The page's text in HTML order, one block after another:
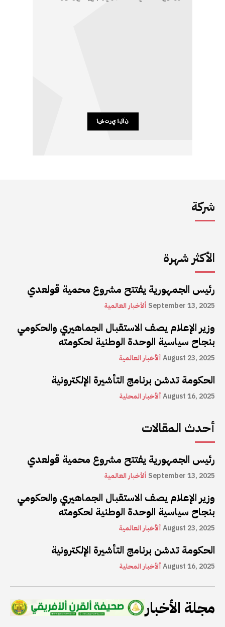
شركة
الأكثر شهرة
رئيس الجمهورية يفتتح مشروع محمية قولعدي
ألأخبار العالمية September 13, 2025
وزير الإعلام يصف الاستقبال الجماهيري والحكومي
بنجاح سياسية الوحدة الوطنية لحكومته
ألأخبار العالميةAugust 23, 2025
الحكومة تدشن برنامج التأشيرة الإلكترونية
ألأخبار المحليةAugust 16, 2025
أحدث المقالات
رئيس الجمهورية يفتتح مشروع محمية قولعدي
ألأخبار العالمية September 13, 2025
وزير الإعلام يصف الاستقبال الجماهيري والحكومي
بنجاح سياسية الوحدة الوطنية لحكومته
ألأخبار العالميةAugust 23, 2025
الحكومة تدشن برنامج التأشيرة الإلكترونية
ألأخبار المحليةAugust 16, 2025
مجلة الأخبار